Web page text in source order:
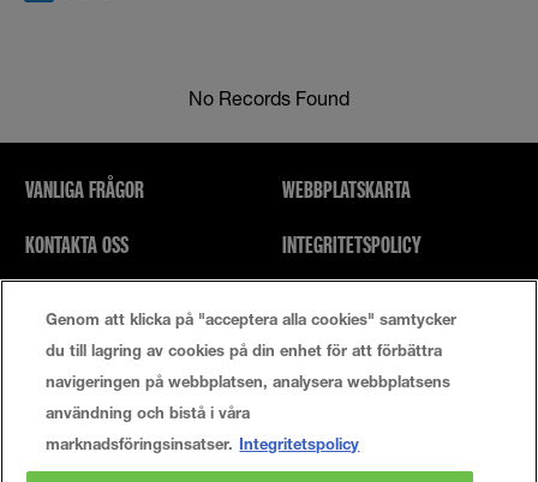
No Records Found
VANLIGA FRÅGOR
KONTAKTA OSS
WEBBPLATSKARTA
INTEGRITETSPOLICY
Cookie-Inställningar
Genom att klicka på "acceptera alla cookies" samtycker
du till lagring av cookies på din enhet för att förbättra
navigeringen på webbplatsen, analysera webbplatsens
användning och bistå i våra
marknadsföringsinsatser. Integritetspolicy